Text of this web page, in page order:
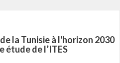
la Tunisie à l'horizon 2030
étude de l’ITES